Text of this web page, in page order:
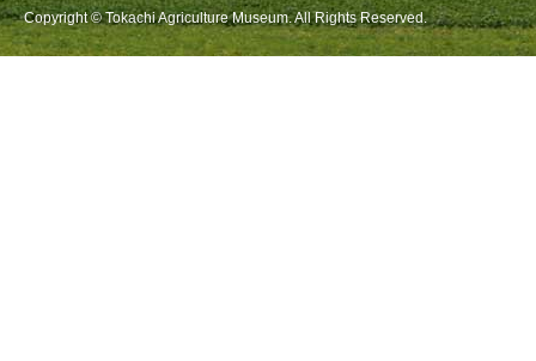
Copyright © Tokachi Agriculture Museum. All Rights Reserved.